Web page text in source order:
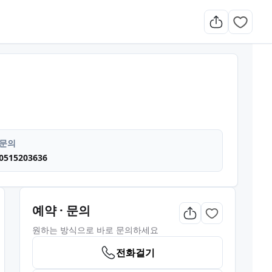
문의
예약 · 문의
원하는 방식으로 바로 문의하세요
전화걸기